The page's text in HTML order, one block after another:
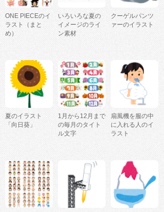
ONE PIECEのイ
ラスト（まと
め）
いろいろな夏の
イメージのライ
ン素材
クーゲルパンツ
ァーのイラスト
夏のイラスト
「向日葵」
1月から12月まで
の毎月のタイト
ル文字
扇風機を服の中
に入れる人のイ
ラスト